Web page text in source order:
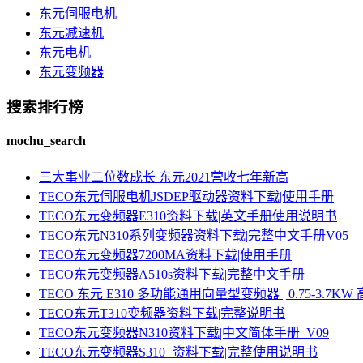
东元伺服电机
东元减速机
东元电机
东元变频器
搜索排行榜
mochu_search
三大事业二位数成长 东元2021营收七年新高
TECO东元伺服电机JSDEP驱动器资料下载|使用手册
TECO东元变频器E310资料下载|英文手册使用说明书
TECO东元N310系列变频器资料下载|完整中文手册V05
TECO东元变频器7200MA资料下载|使用手册
TECO东元变频器A510s资料下载|完整中文手册
TECO 东元 E310 多功能通用向量型变频器 | 0.75-3.7KW
TECO东元T310变频器资料下载|完整说明书
TECO东元变频器N310资料下载|中文简体手册_V09
TECO东元变频器S310+资料下载|完整使用说明书